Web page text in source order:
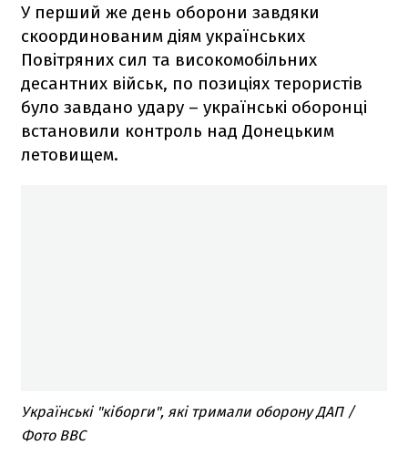
У перший же день оборони завдяки
скоординованим діям українських
Повітряних сил та високомобільних
десантних військ, по позиціях терористів
було завдано удару – українські оборонці
встановили контроль над Донецьким
летовищем.
Українські "кіборги", які тримали оборону ДАП /
Фото ВВС